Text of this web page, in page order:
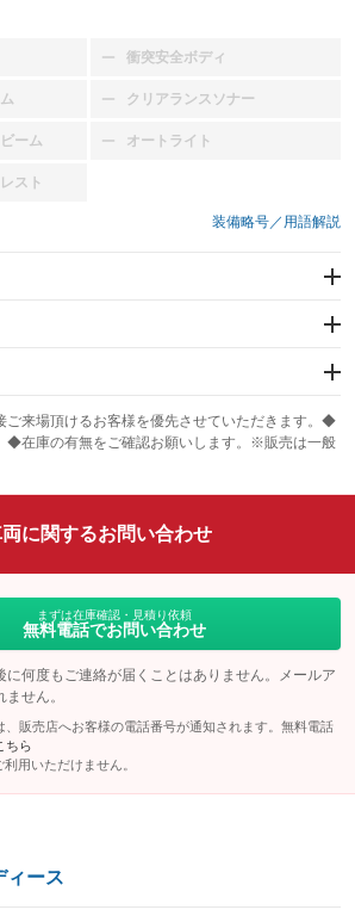
衝突安全ボディ
：装備なし
クリアランスソナー
：装備なし
ーム オートライト
：装備なし
スト
装備略号／用語解説
Wエアコン
：装備なし
：装備あり
ントロール
：装備なし
ドライブレコーダー
：装備なし
Bluetooth接続
はCDチェンジャー
ハーフレザーシート
LEDヘッドランプ
：装備なし
：装備なし
：装備なし
冷凍（低温 -20℃）
：装備なし
下） 冷蔵
低床
ロー） 高床
：装備なし
装備略号／用語解説
ご来場頂けるお客様を優先させていただきます。◆
◆在庫の有無をご確認お願いします。※販売は一般
に関するお問い合わせ
まずは在庫確認・見積り依頼
無料電話でお問い合わせ
に何度もご連絡が届くことはありません。メールア
せん。
販売店へお客様の電話番号が通知されます。無料電話
ちら
用いただけません。
ィース